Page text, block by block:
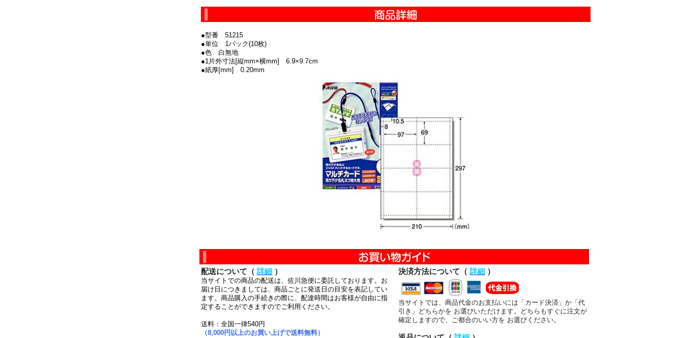
●型番 51215
●単位 1パック(10枚)
●色 白無地
●1片外寸法[縦mm×横mm] 6.9×9.7cm
●紙厚[mm] 0.20mm
配送について（ 詳細 ）
当サイトでの商品の配送は、佐川急便に委託しております。お
届け日につきましては、商品ごとに発送日の目安を表記してい
ます。商品購入の手続きの際に、配達時間はお客様が自由に指
定することができますのでご利用ください。
送料：全国一律540円
（8,000円以上のお買い上げで送料無料）
決済方法について（ 詳細 ）
当サイトでは、商品代金のお支払いには「カード決済」か「代
引き」どちらかを お選びいただけます。どちらもすぐに注文が
確定しますので、ご都合のいい方を お選びください。